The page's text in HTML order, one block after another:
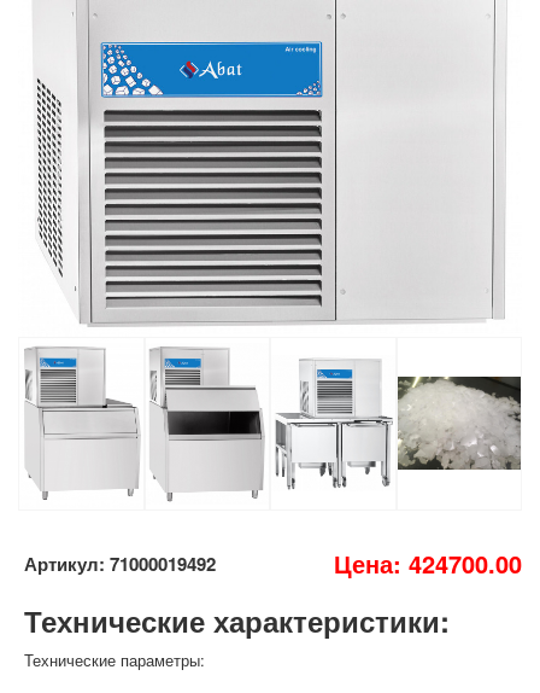
Артикул: 71000019492 Цена: 424700.00
Технические характеристики:
Технические параметры: